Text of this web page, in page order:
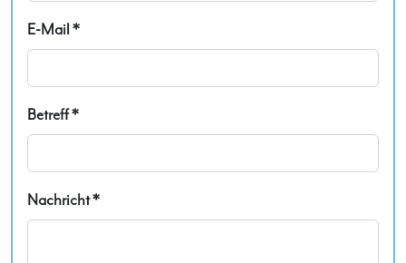
E-Mail *
Betreff *
Nachricht *